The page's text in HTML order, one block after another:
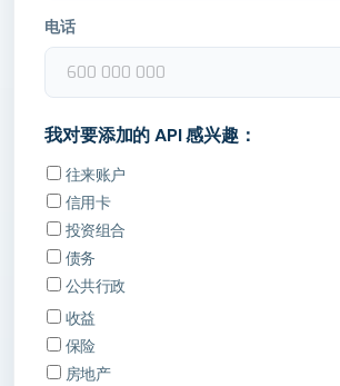
电话
我对要添加的 API 感兴趣：
往来账户
信用卡
投资组合
债务
公共行政
收益
保险
房地产